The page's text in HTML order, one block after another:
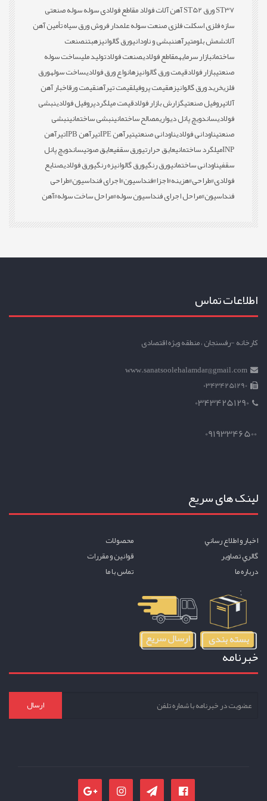
ST37 ورق ST52 آهن آلات فولاد مقاطع فولادی سوله سوله صنعتی
سازه فلزی اسکلت فلزی صنعت سوله علمدار فروش ورق سیاه تأمین آهن
آلاتشمش بلومتیرآهننبشی و ناودانیورق گالوانیزهبتنصنعت
ساختمانبازار سرمایهمقاطع فولادیصنعت فولادتولید ملیساخت سوله
صنعتیبازار فولادقیمت ورق گالوانیزهانواع ورق فولادیساخت سولهورق
فلزیخرید ورق گالوانیزهقیمت پروفیلقیمت تیرآهنقیمت ورقاخبار آهن
آلاتپروفیل صنعتیگزارش بازار فولادقیمت میلگردپروفیل فولادینبشی
فولادیساندویچ پانل دیواریمصالح ساختمانینبشی ساختمانینبشی
صنعتیناودانی فولادیناودانی صنعتیتیرآهن IPE تیرآهن IPB
تیرآهن
INPمیلگرد ساختمانیعایق حرارتیورق سقفیعایق صوتیساندویچ پانل
سقفیناودانی ساختمانیورق رنگیورق گالوانیزه رنگیورق فولادیصنایع
فولادی#طراحی#هزینه#اجزا#فنداسیون#اجرای فنداسیون#طراحی
فنداسیون#مراحل اجرای فنداسیون سوله#مراحل ساخت سوله#آهن
اطلاعات تماس
کارخانه -رفسنجان ، منطقه ویژه اقتصادی
www.sanatsoolehalamdar@gmail.com
03434251290
03434251290
09193346500
لینک های سریع
اخبار و اطلاع رساني
محصولات
گالري تصاوير
قوانين و مقررات
درباره ما
تماس با ما
خبرنامه
ارسال